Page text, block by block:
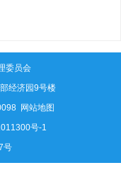
委员会
经济园9号楼
网站地图
号-1
号